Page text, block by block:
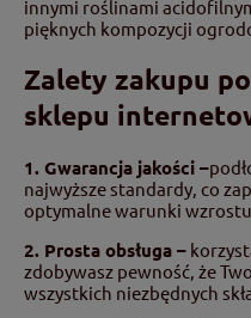
innymi roślinami
pięknych kompozycji
Zalety zakupu
sklepu
1. Gwarancja jakości –
najwyższe standardy, co
optymalne warunki wzrostu.
2. Prosta obsługa –
zdobywasz pewność, że
wszystkich niezbędnych